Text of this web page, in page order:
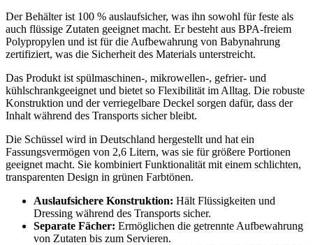
Der Behälter ist 100 % auslaufsicher, was ihn sowohl für feste als
auch flüssige Zutaten geeignet macht. Er besteht aus BPA-freiem
Polypropylen und ist für die Aufbewahrung von Babynahrung
zertifiziert, was die Sicherheit des Materials unterstreicht.
Das Produkt ist spülmaschinen-, mikrowellen-, gefrier- und
kühlschrankgeeignet und bietet so Flexibilität im Alltag. Die robuste
Konstruktion und der verriegelbare Deckel sorgen dafür, dass der
Inhalt während des Transports sicher bleibt.
Die Schüssel wird in Deutschland hergestellt und hat ein
Fassungsvermögen von 2,6 Litern, was sie für größere Portionen
geeignet macht. Sie kombiniert Funktionalität mit einem schlichten,
transparenten Design in grünen Farbtönen.
Auslaufsichere Konstruktion: Hält Flüssigkeiten und
Dressing während des Transports sicher.
Separate Fächer: Ermöglichen die getrennte Aufbewahrung
von Zutaten bis zum Servieren.